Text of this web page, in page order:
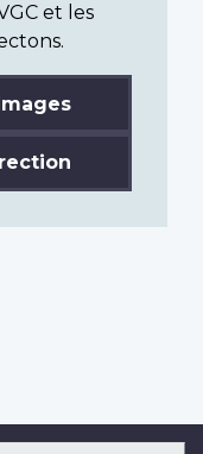
et les